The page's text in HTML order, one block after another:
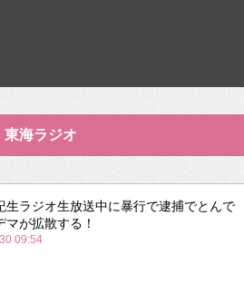
東海ラジオ
生ラジオ生放送中に暴行で逮捕でとんで
マが拡散する！
09:54